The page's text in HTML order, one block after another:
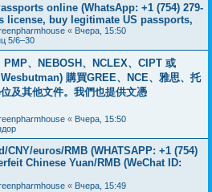
online (WhatsApp: +1 (754) 279-
license, buy legitimate US passports,
« Вчера, 15:50
5/6–30
、NEBOSH、NCLEX、CIPT 或
購買GREE、NCE、雅思、托
及其他文件。我們也提供文憑
« Вчера, 15:50
CNY/euros/RMB (WHATSAPP: +1 (754)
Chinese Yuan/RMB (WeChat ID:
« Вчера, 15:49